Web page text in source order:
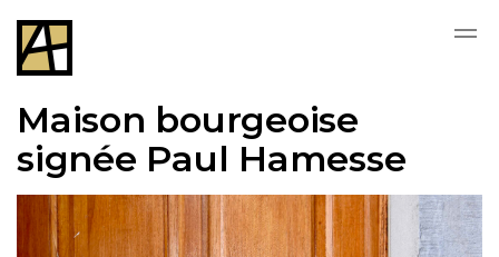
Maison bourgeoise
signée Paul Hamesse